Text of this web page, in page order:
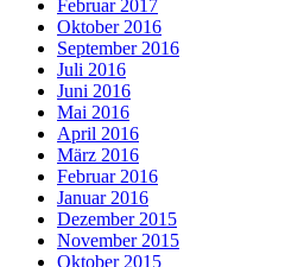
Februar 2017
Oktober 2016
September 2016
Juli 2016
Juni 2016
Mai 2016
April 2016
März 2016
Februar 2016
Januar 2016
Dezember 2015
November 2015
Oktober 2015